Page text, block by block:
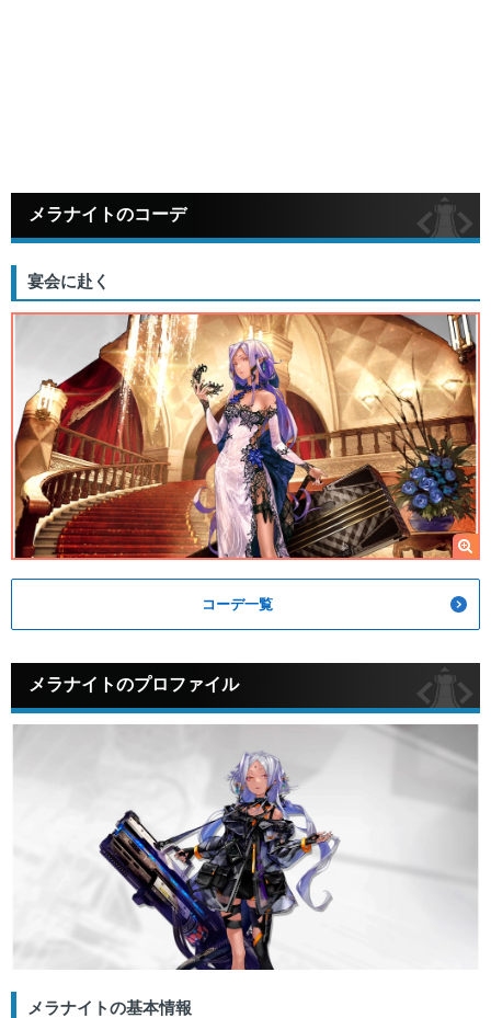
メラナイトのコーデ
宴会に赴く
コーデ一覧
メラナイトのプロファイル
メラナイトの基本情報